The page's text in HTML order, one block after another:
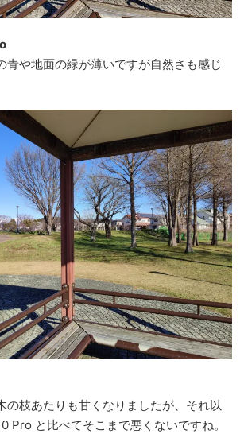
青や地面の緑が薄いですが自然さも感じ
の枝あたりも甘くなりましたが、それ以
Pro と比べてそこまで悪くないですね。